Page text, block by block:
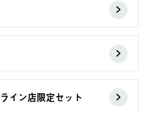
イン店限定セット